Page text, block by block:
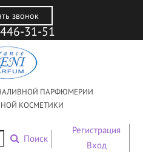
звонок
31-51
ПАРФЮМЕРИИ
КОСМЕТИКИ
Поиск
Регистрация
Вход